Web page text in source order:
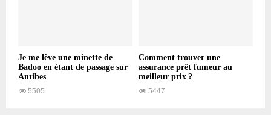
Je me lève une minette de
Badoo en étant de passage sur
Antibes
5505
Comment trouver une
assurance prêt fumeur au
meilleur prix ?
5447